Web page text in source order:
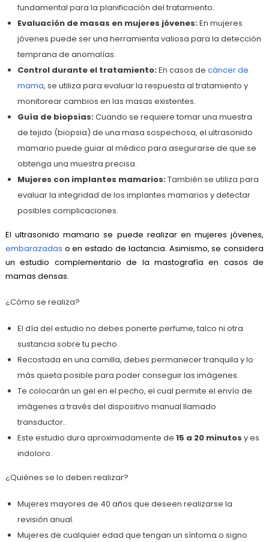
fundamental para la planificación del tratamiento.
Evaluación de masas en mujeres jóvenes:En mujeres
jóvenes puede ser una herramienta valiosa para la detección
temprana de anomalías.
Control durante el tratamiento:En casos de cáncer de
mama, se utiliza para evaluar la respuesta al tratamiento y
monitorear cambios en las masas existentes.
Guía de biopsias:Cuando se requiere tomar una muestra
de tejido (biopsia) de una masa sospechosa, el ultrasonido
mamario puede guiar al médico para asegurarse de que se
obtenga una muestra precisa.
Mujeres con implantes mamarios:También se utiliza para
evaluar la integridad de los implantes mamarios y detectar
posibles complicaciones.
El ultrasonido mamario se puede realizar en mujeres jóvenes,
embarazadas o en estado de lactancia. Asimismo, se considera
un estudio complementario de la mastografía en casos de
mamas densas.
¿Cómo se realiza?
El día del estudio no debes ponerte perfume, talco ni otra
sustancia sobre tu pecho.
Recostada en una camilla, debes permanecer tranquila y lo
más quieta posible para poder conseguir las imágenes.
Te colocarán un gel en el pecho, el cual permite el envío de
imágenes a través del dispositivo manual llamado
transductor..
Este estudio dura aproximadamente de 15 a 20 minutos y es
indoloro.
¿Quiénes se lo deben realizar?
Mujeres mayores de 40 años que deseen realizarse la
revisión anual.
Mujeres de cualquier edad que tengan un síntoma o signo